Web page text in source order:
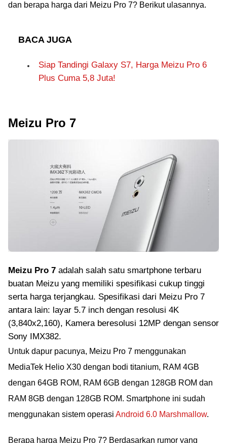
dan berapa harga dari Meizu Pro 7? Berikut ulasannya.
BACA JUGA
Siap Tandingi Galaxy S7, Harga Meizu Pro 6
Plus Cuma 5,8 Juta!
Meizu Pro 7
Meizu Pro 7 adalah salah satu smartphone terbaru
buatan Meizu yang memiliki spesifikasi cukup tinggi
serta harga terjangkau. Spesifikasi dari Meizu Pro 7
antara lain: layar 5.7 inch dengan resolusi 4K
(3,840x2,160), Kamera beresolusi 12MP dengan sensor
Sony IMX382.
Untuk dapur pacunya, Meizu Pro 7 menggunakan
MediaTek Helio X30 dengan bodi titanium, RAM 4GB
dengan 64GB ROM, RAM 6GB dengan 128GB ROM dan
RAM 8GB dengan 128GB ROM. Smartphone ini sudah
menggunakan sistem operasi Android 6.0 Marshmallow.
Berapa harga Meizu Pro 7? Berdasarkan rumor yang